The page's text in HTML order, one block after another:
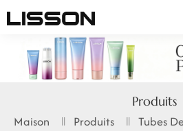
English
français
Produits
Maison Produits
Tubes